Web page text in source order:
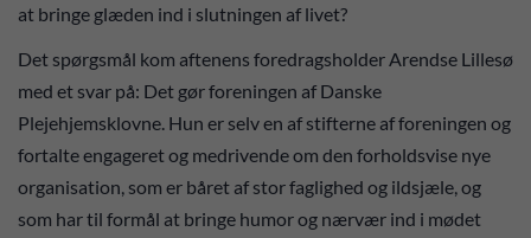
at bringe glæden ind i slutningen af livet?
Det spørgsmål kom aftenens foredragsholder Arendse Lillesø
med et svar på: Det gør foreningen af Danske
Plejehjemsklovne. Hun er selv en af stifterne af foreningen og
fortalte engageret og medrivende om den forholdsvise nye
organisation, som er båret af stor faglighed og ildsjæle, og
som har til formål at bringe humor og nærvær ind i mødet